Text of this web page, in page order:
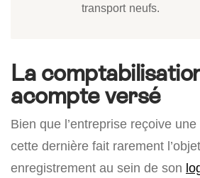
transport neufs.
La
acompte versé
Bien que l’entreprise reçoive
cette dernière fait rarement
enregistrement au sein de son